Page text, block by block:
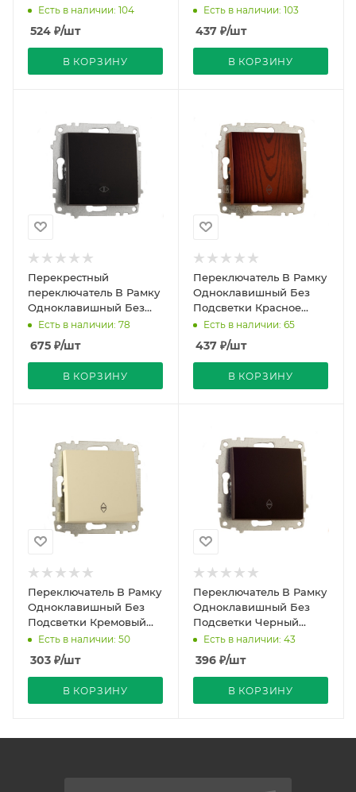
Подсветки Кремовый
IP20 10А 250В Zena Vega
EL
Есть в наличии: 104
524 ₽/шт
В КОРЗИНУ
10А 250В Zena Vega EL-
Есть в наличии: 103
437 ₽/шт
В КОРЗИНУ
Перекрестный
переключатель В Рамку
Одноклавишный Без
Подсветки Черный
матовый IP20 10А 250В
Zena V
Есть в наличии: 78
675 ₽/шт
В КОРЗИНУ
Переключатель В Рамку
Одноклавишный Без
Подсветки Красное
дерево IP20 10А 250В
Zena Vega EL-BI
Есть в наличии: 65
437 ₽/шт
В КОРЗИНУ
Переключатель В Рамку
Одноклавишный Без
Подсветки Кремовый
IP20 10А 250В Zena Vega
Есть в наличии: 50
303 ₽/шт
В КОРЗИНУ
Переключатель В Рамку
Одноклавишный Без
Подсветки Черный
матовый IP20 10А 250В
Zena Vega EL-BI
Есть в наличии: 43
396 ₽/шт
В КОРЗИНУ